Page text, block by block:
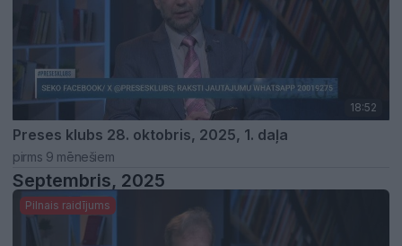
18:52
Preses klubs 28. oktobris, 2025, 1. daļa
pirms 9 mēnešiem
Septembris, 2025
Pilnais raidījums